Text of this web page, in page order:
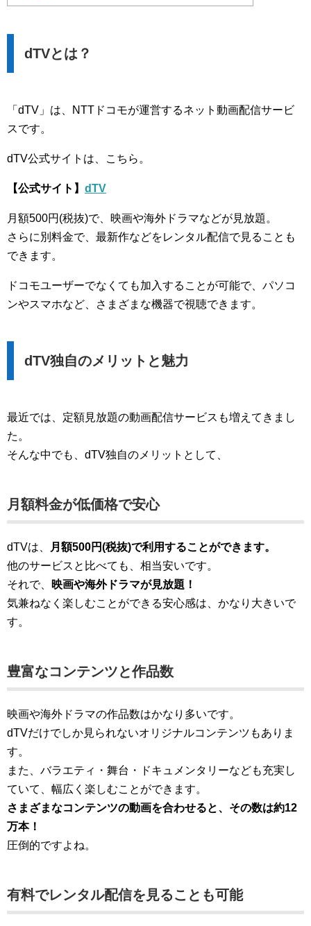
dTVとは？
「dTV」は、NTTドコモが運営するネット動画配信サービ
スです。
dTV公式サイトは、こちら。
【公式サイト】 dTV
月額500円(税抜)で、映画や海外ドラマなどが見放題。
さらに別料金で、最新作などをレンタル配信で見ることも
できます。
ドコモユーザーでなくても加入することが可能で、パソコ
ンやスマホなど、さまざまな機器で視聴できます。
dTV独自のメリットと魅力
最近では、定額見放題の動画配信サービスも増えてきまし
た。
そんな中でも、dTV独自のメリットとして、
月額料金が低価格で安心
dTVは、
月額500円(税抜)で利用することができます。
他のサービスと比べても、相当安いです。
それで、
映画や海外ドラマが見放題！
気兼ねなく楽しむことができる安心感は、かなり大きいで
す。
豊富なコンテンツと作品数
映画や海外ドラマの作品数はかなり多いです。
dTVだけでしか見られないオリジナルコンテンツもありま
す。
また、バラエティ・舞台・ドキュメンタリーなども充実し
ていて、幅広く楽しむことができます。
さまざまなコンテンツの動画を合わせると、その数は約12
万本！
圧倒的ですよね。
有料でレンタル配信を見ることも可能